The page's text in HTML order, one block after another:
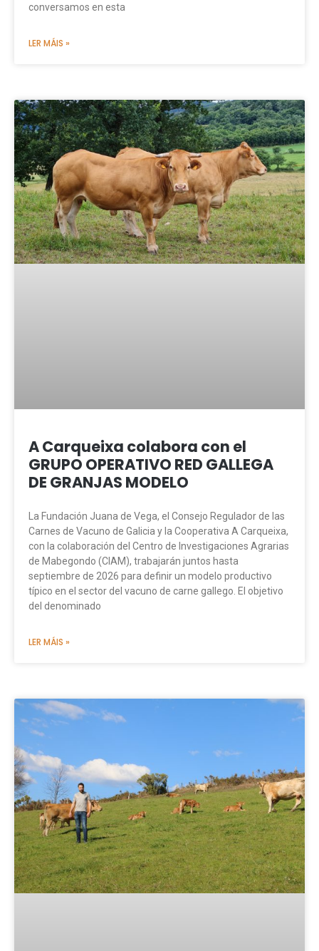
conversamos en esta
LER MÁIS »
A Carqueixa colabora con el
GRUPO OPERATIVO RED GALLEGA
DE GRANJAS MODELO
La Fundación Juana de Vega, el Consejo Regulador de las
Carnes de Vacuno de Galicia y la Cooperativa A Carqueixa,
con la colaboración del Centro de Investigaciones Agrarias
de Mabegondo (CIAM), trabajarán juntos hasta
septiembre de 2026 para definir un modelo productivo
típico en el sector del vacuno de carne gallego. El objetivo
del denominado
LER MÁIS »